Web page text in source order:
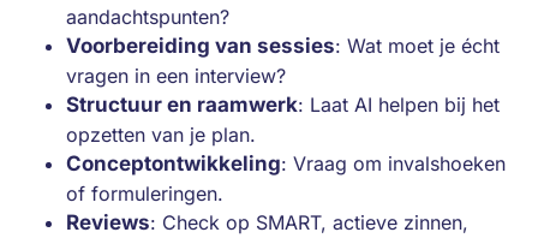
aandachtspunten?
Voorbereiding van sessies: Wat moet je écht
vragen in een interview?
Structuur en raamwerk: Laat AI helpen bij het
opzetten van je plan.
Conceptontwikkeling: Vraag om invalshoeken
of formuleringen.
Reviews: Check op SMART, actieve zinnen,